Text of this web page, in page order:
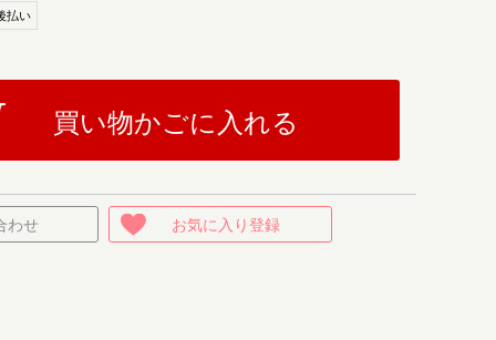
払い
買い物かごに入れる
わせ お気に入り登録